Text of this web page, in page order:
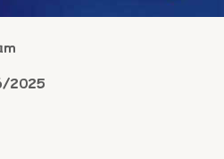
2025